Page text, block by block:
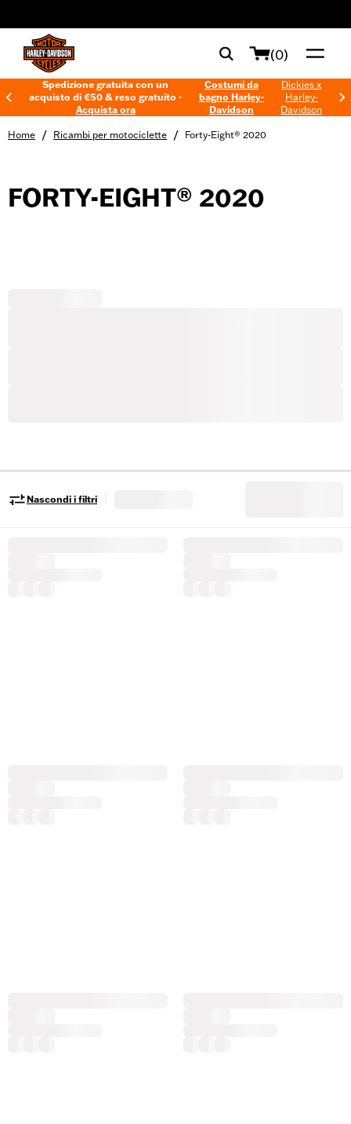
(0)
Spedizione gratuita con un
acquisto di €50 & reso gratuito -
Acquista ora
Costumi da
bagno Harley-
Davidson
Dickies x
Harley-
Davidson
Home / Ricambi per motociclette / Forty-Eight® 2020
FORTY-EIGHT® 2020
Nascondi i filtri